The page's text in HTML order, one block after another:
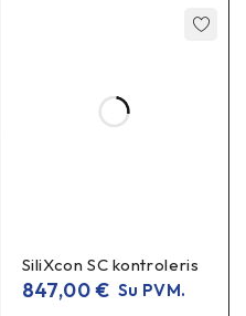
SiliXcon SC kontroleris
847,00€ Su PVM.